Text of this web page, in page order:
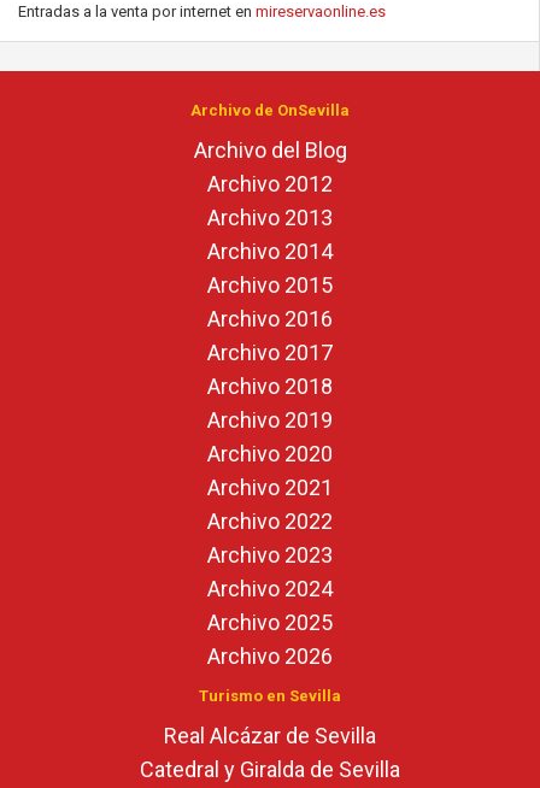
Entradas a la venta por internet en mireservaonline.es
Archivo de OnSevilla
Archivo del Blog
Archivo 2012
Archivo 2013
Archivo 2014
Archivo 2015
Archivo 2016
Archivo 2017
Archivo 2018
Archivo 2019
Archivo 2020
Archivo 2021
Archivo 2022
Archivo 2023
Archivo 2024
Archivo 2025
Archivo 2026
Turismo en Sevilla
Real Alcázar de Sevilla
Catedral y Giralda de Sevilla